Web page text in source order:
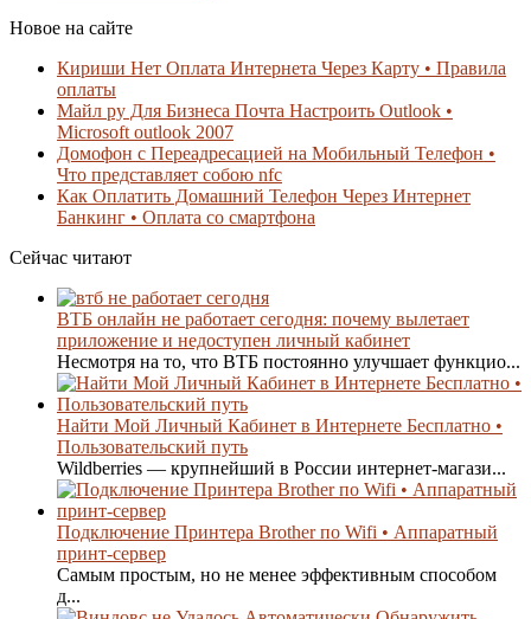
Новое на сайте
Кириши Нет Оплата Интернета Через Карту • Правила
оплаты
Майл ру Для Бизнеса Почта Настроить Outlook •
Microsoft outlook 2007
Домофон с Переадресацией на Мобильный Телефон •
Что представляет собою nfc
Как Оплатить Домашний Телефон Через Интернет
Банкинг • Оплата со смартфона
Сейчас читают
ВТБ онлайн не работает сегодня: почему вылетает
приложение и недоступен личный кабинет
Несмотря на то, что ВТБ постоянно улучшает функцио...
Найти Мой Личный Кабинет в Интернете Бесплатно •
Пользовательский путь
Wildberries — крупнейший в России интернет-магази...
Подключение Принтера Brother по Wifi • Аппаратный
принт-сервер
Самым простым, но не менее эффективным способом
д...